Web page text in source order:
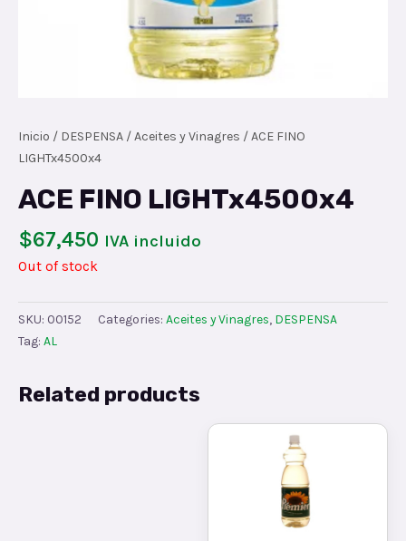
Inicio / DESPENSA /Aceites y Vinagres / ACE FINO
LIGHTx4500x4
ACE FINO LIGHTx4500x4
$67,450 IVA incluido
Out of stock
SKU: 00152 Categories: Aceites y Vinagres, DESPENSA
Tag: AL
Related products